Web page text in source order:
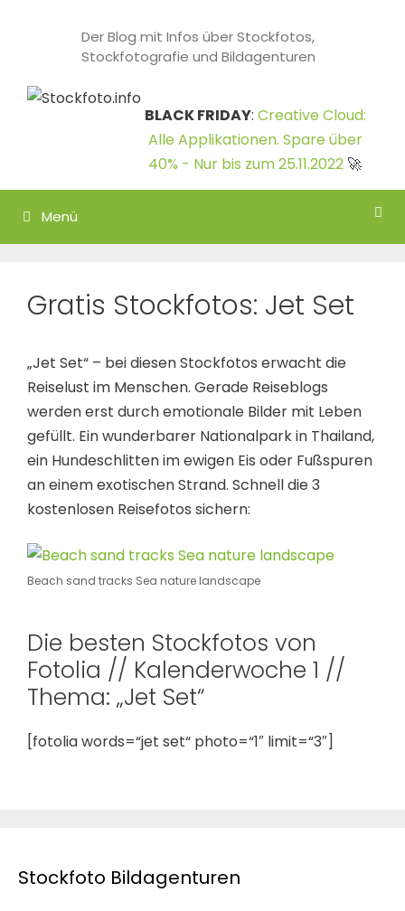
Der Blog mit Infos über Stockfotos,
Stockfotografie und Bildagenturen
BLACK FRIDAY: Creative Cloud:
Alle Applikationen. Spare über
40% - Nur bis zum 25.11.2022 🚀
Menü
Gratis Stockfotos: Jet Set
„Jet Set“ – bei diesen Stockfotos erwacht die
Reiselust im Menschen. Gerade Reiseblogs
werden erst durch emotionale Bilder mit Leben
gefüllt. Ein wunderbarer Nationalpark in Thailand,
ein Hundeschlitten im ewigen Eis oder Fußspuren
an einem exotischen Strand. Schnell die 3
kostenlosen Reisefotos sichern:
Beach sand tracks Sea nature landscape
Die besten Stockfotos von
Fotolia // Kalenderwoche 1 //
Thema: „Jet Set“
[fotolia words=“jet set“ photo=“1″ limit=“3″]
Stockfoto Bildagenturen